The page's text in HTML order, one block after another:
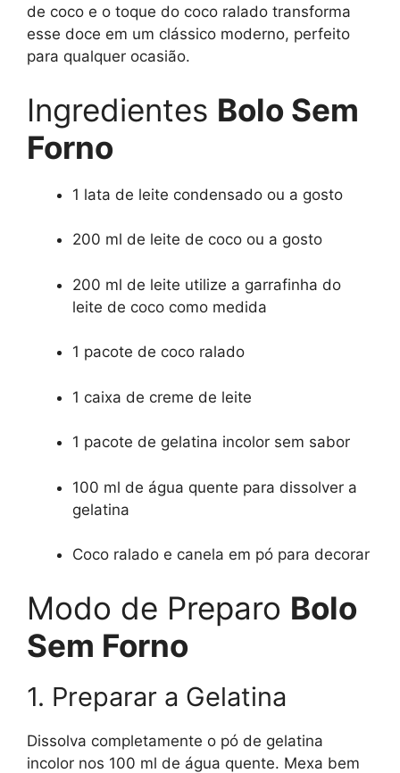
de coco e o toque do coco ralado transforma
esse doce em um clássico moderno, perfeito
para qualquer ocasião.
Ingredientes Bolo Sem
Forno
1 lata de leite condensado ou a gosto
200 ml de leite de coco ou a gosto
200 ml de leite utilize a garrafinha do
leite de coco como medida
1 pacote de coco ralado
1 caixa de creme de leite
1 pacote de gelatina incolor sem sabor
100 ml de água quente para dissolver a
gelatina
Coco ralado e canela em pó para decorar
Modo de Preparo Bolo
Sem Forno
1. Preparar a Gelatina
Dissolva completamente o pó de gelatina
incolor nos 100 ml de água quente. Mexa bem